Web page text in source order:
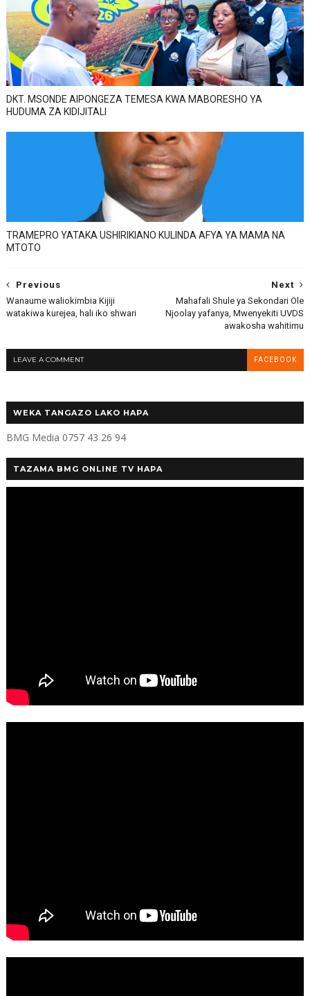
DKT. MSONDE AIPONGEZA TEMESA KWA MABORESHO YA
HUDUMA ZA KIDIJITALI
TRAMEPRO YATAKA USHIRIKIANO KULINDA AFYA YA MAMA NA
MTOTO
Next
Mahafali Shule ya Sekondari Ole
Njoolay yafanya, Mwenyekiti UVDS
awakosha wahitimu
Previous
Wanaume waliokimbia Kijiji
watakiwa kurejea, hali iko shwari
LEAVE A COMMENT FACEBOOK
WEKA TANGAZO LAKO HAPA
BMG Media 0757 43 26 94
TAZAMA BMG ONLINE TV HAPA